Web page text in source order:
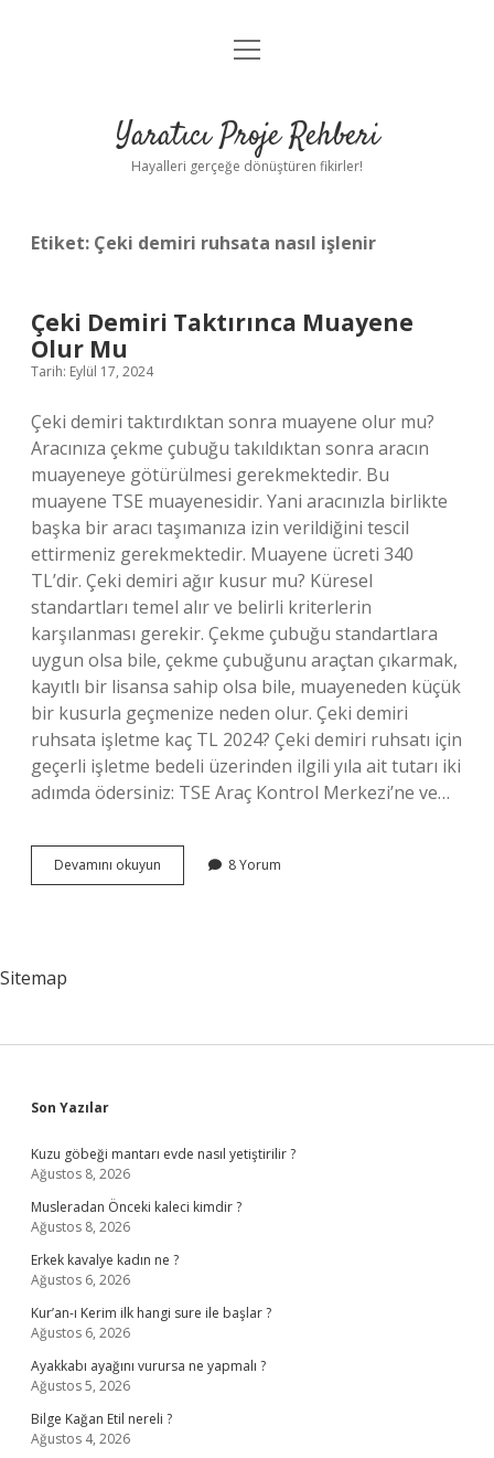
Anasayfa
Yasal Uyarı
menüyü
Yaratıcı Proje Rehberi
Hayalleri gerçeğe dönüştüren fikirler!
Etiket: Çeki demiri ruhsata nasıl işlenir
Çeki Demiri Taktırınca Muayene
Olur Mu
Tarih: Eylül 17, 2024
Çeki demiri taktırdıktan sonra muayene olur mu?
Aracınıza çekme çubuğu takıldıktan sonra aracın
muayeneye götürülmesi gerekmektedir. Bu
muayene TSE muayenesidir. Yani aracınızla birlikte
başka bir aracı taşımanıza izin verildiğini tescil
ettirmeniz gerekmektedir. Muayene ücreti 340
TL’dir. Çeki demiri ağır kusur mu? Küresel
standartları temel alır ve belirli kriterlerin
karşılanması gerekir. Çekme çubuğu standartlara
uygun olsa bile, çekme çubuğunu araçtan çıkarmak,
kayıtlı bir lisansa sahip olsa bile, muayeneden küçük
bir kusurla geçmenize neden olur. Çeki demiri
ruhsata işletme kaç TL 2024? Çeki demiri ruhsatı için
geçerli işletme bedeli üzerinden ilgili yıla ait tutarı iki
adımda ödersiniz: TSE Araç Kontrol Merkezi’ne ve…
Devamını okuyun
Demiri
8 Yorum
Sitemap
Sidebar
Son Yazılar
Kuzu göbeği mantarı evde nasıl yetiştirilir ?
Ağustos 8, 2026
Musleradan Önceki kaleci kimdir ?
Ağustos 8, 2026
Erkek kavalye kadın ne ?
Ağustos 6, 2026
Kur’an-ı Kerim ilk hangi sure ile başlar ?
Ağustos 6, 2026
Ayakkabı ayağını vurursa ne yapmalı ?
Ağustos 5, 2026
Bilge Kağan Etil nereli ?
Ağustos 4, 2026